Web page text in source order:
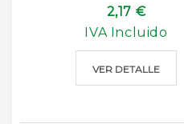
2,17 €
IVA Incluido
VER DETALLE